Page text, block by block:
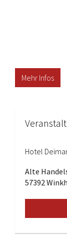
Mehr Infos
Hotel
Alte
57392